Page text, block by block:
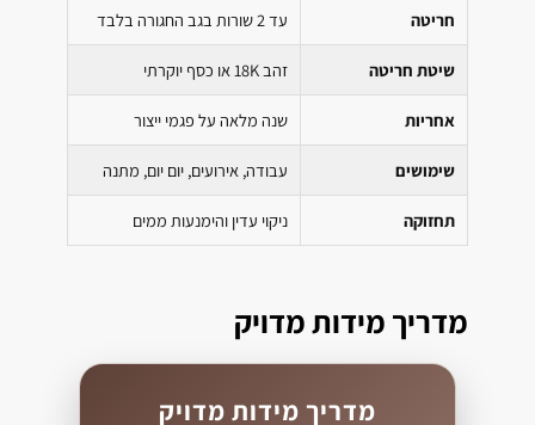
חריטה עד 2 שורות בגב החגורה בלבד
שיטת חריטה זהב 18K או כסף יוקרתי
אחריות שנה מלאה על פגמי ייצור
שימושים עבודה, אירועים, יום יום, מתנה
תחזוקה ניקוי עדין והימנעות ממים
מדריך מידות מדויק
מדריך מידות מדויק